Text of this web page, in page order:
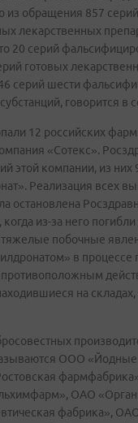
из обращения 857 серий
лекарственных
20 серий
готовых
серий шести
говорится в
12 российских
«Сотекс».
этой компании, из них
Реализация всех
остановлена
из-за него
побочные
в процессе
на
ООО «Йодные
ОАО
фабрика»,